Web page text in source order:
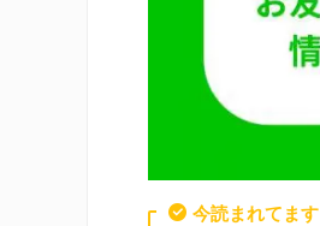
今読まれてます